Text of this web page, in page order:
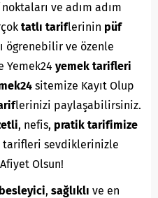
ve adım adım
tatlı tariflerinin püf
ögrenebilir ve özenle
yemek tarifleri
sitemize Kayıt Olup
lerinizi paylaşabilirsiniz.
, nefis, pratik tarifimize
tarifleri sevdiklerinizle
Olsun!
besleyici, sağlıklı ve en